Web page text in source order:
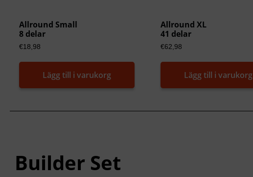
Allround Small
8 delar
€18,98
Lägg till i varukorg
Allround XL
41 delar
€62,98
Lägg till i varukorg
Builder Set